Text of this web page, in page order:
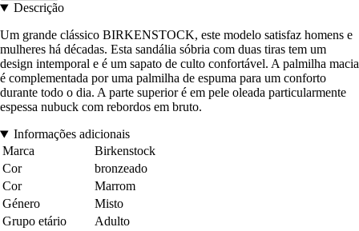
Descrição
Um grande clássico BIRKENSTOCK, este modelo satisfaz homens e
mulheres há décadas. Esta sandália sóbria com duas tiras tem um
design intemporal e é um sapato de culto confortável. A palmilha macia
é complementada por uma palmilha de espuma para um conforto
durante todo o dia. A parte superior é em pele oleada particularmente
espessa nubuck com rebordos em bruto.
Informações adicionais
Marca
Birkenstock
Cor
bronzeado
Cor
Marrom
Género
Misto
Grupo etário
Adulto